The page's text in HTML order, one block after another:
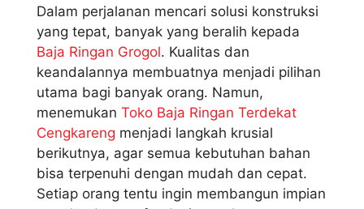
Dalam perjalanan mencari solusi konstruksi
yang tepat, banyak yang beralih kepada
Baja Ringan Grogol. Kualitas dan
keandalannya membuatnya menjadi pilihan
utama bagi banyak orang. Namun,
menemukan Toko Baja Ringan Terdekat
Cengkareng menjadi langkah krusial
berikutnya, agar semua kebutuhan bahan
bisa terpenuhi dengan mudah dan cepat.
Setiap orang tentu ingin membangun impian